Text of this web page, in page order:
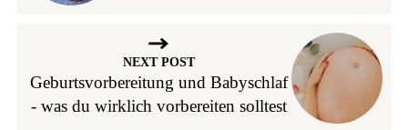
NEXT POST
Geburtsvorbereitung und Babyschlaf
- was du wirklich vorbereiten solltest